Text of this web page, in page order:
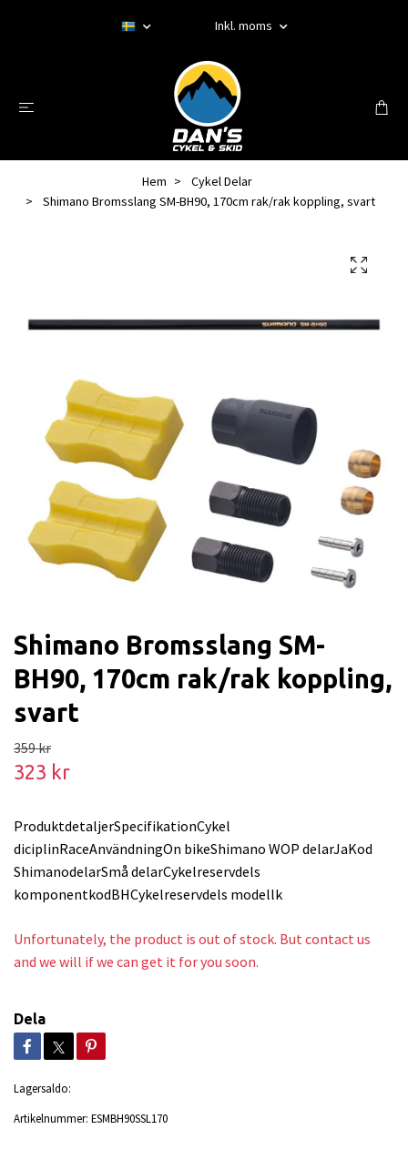
Inkl. moms
Hem
Cykel Delar
Shimano Bromsslang SM-BH90, 170cm rak/rak koppling, svart
Shimano Bromsslang SM-
BH90, 170cm rak/rak koppling,
svart
359 kr
323 kr
ProduktdetaljerSpecifikationCykel
diciplinRaceAnvändningOn bikeShimano WOP delarJaKod
ShimanodelarSmå delarCykelreservdels
komponentkodBHCykelreservdels modellk
Unfortunately, the product is out of stock. But contact us
and we will if we can get it for you soon.
Dela
Lagersaldo:
Artikelnummer: ESMBH90SSL170